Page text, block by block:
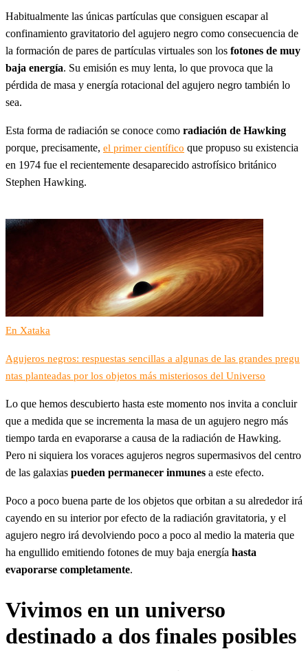
Habitualmente las únicas partículas que consiguen escapar al
confinamiento gravitatorio del agujero negro como consecuencia de
la formación de pares de partículas virtuales son los fotones de muy
baja energía. Su emisión es muy lenta, lo que provoca que la
pérdida de masa y energía rotacional del agujero negro también lo
sea.
Esta forma de radiación se conoce como radiación de Hawking
porque, precisamente, el primer científico que propuso su existencia
en 1974 fue el recientemente desaparecido astrofísico británico
Stephen Hawking.
En Xataka
Agujeros negros: respuestas sencillas a algunas de las grandes pregu
ntas planteadas por los objetos más misteriosos del Universo
Lo que hemos descubierto hasta este momento nos invita a concluir
que a medida que se incrementa la masa de un agujero negro más
tiempo tarda en evaporarse a causa de la radiación de Hawking.
Pero ni siquiera los voraces agujeros negros supermasivos del centro
de las galaxias pueden permanecer inmunes a este efecto.
Poco a poco buena parte de los objetos que orbitan a su alrededor irá
cayendo en su interior por efecto de la radiación gravitatoria, y el
agujero negro irá devolviendo poco a poco al medio la materia que
ha engullido emitiendo fotones de muy baja energía hasta
evaporarse completamente.
Vivimos en un universo
destinado a dos finales posibles